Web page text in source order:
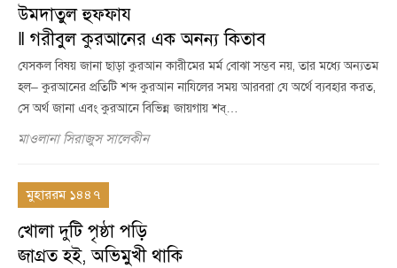
উমদাতুল হুফ্ফায
‖ গরীবুল কুরআনের এক অনন্য কিতাব
যেসকল বিষয় জানা ছাড়া কুরআন কারীমের মর্ম বোঝা সম্ভব নয়, তার মধ্যে অন্যতম
হল– কুরআনের প্রতিটি শব্দ কুরআন নাযিলের সময় আরবরা যে অর্থে ব্যবহার করত,
সে অর্থ জানা এবং কুরআনে বিভিন্ন জায়গায় শব্…
মাওলানা সিরাজুস সালেকীন
মুহাররম ১৪৪৭
খোলা দুটি পৃষ্ঠা পড়ি
জাগ্রত হই, অভিমুখী থাকি